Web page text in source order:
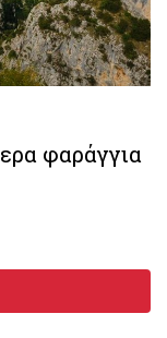
φαράγγια